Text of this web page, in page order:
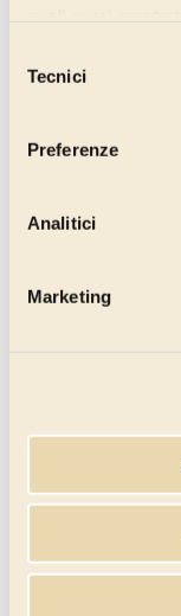
delTecnici
Preferenze
Analitici
Marketing